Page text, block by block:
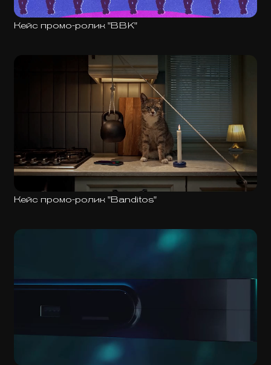
Кейс промо-ролик "BBK"
Кейс промо-ролик "Banditos"